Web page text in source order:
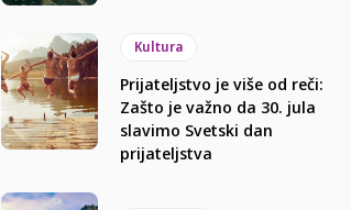
Kultura
Prijateljstvo je više od reči:
Zašto je važno da 30. jula
slavimo Svetski dan
prijateljstva